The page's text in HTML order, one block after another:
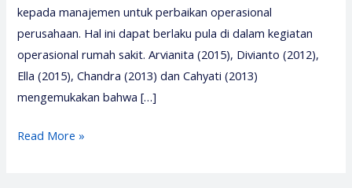
kepada manajemen untuk perbaikan operasional
perusahaan. Hal ini dapat berlaku pula di dalam kegiatan
operasional rumah sakit. Arvianita (2015), Divianto (2012),
Ella (2015), Chandra (2013) dan Cahyati (2013)
mengemukakan bahwa […]
Pelatihan
Read More »